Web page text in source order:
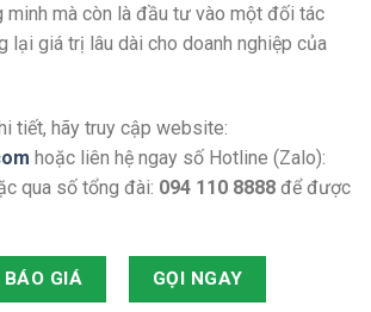
minh mà còn là đầu tư vào một đối tác
lại giá trị lâu dài cho doanh nghiệp của
tiết, hãy truy cập website:
hoặc liên hệ ngay số Hotline (Zalo):
qua số tổng đài: 094 110 8888 để được
BÁO GIÁ GỌI NGAY